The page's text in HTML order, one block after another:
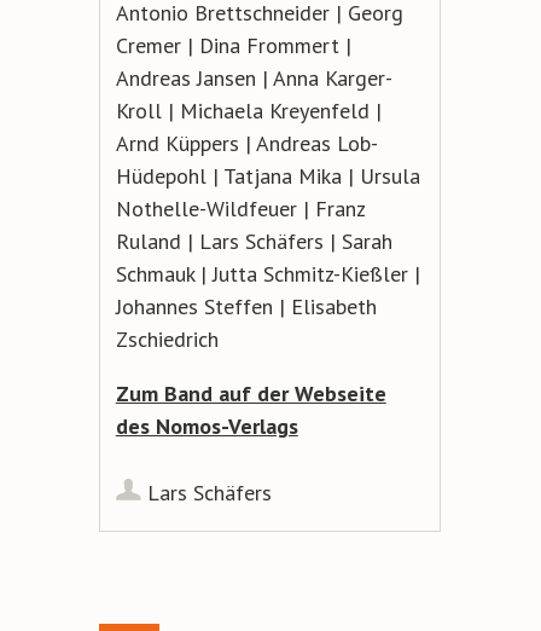
Antonio Brettschneider | Georg
Cremer | Dina Frommert |
Andreas Jansen | Anna Karger-
Kroll | Michaela Kreyenfeld |
Arnd Küppers | Andreas Lob-
Hüdepohl | Tatjana Mika | Ursula
Nothelle-Wildfeuer | Franz
Ruland | Lars Schäfers | Sarah
Schmauk | Jutta Schmitz-Kießler |
Johannes Steffen | Elisabeth
Zschiedrich
Zum Band auf der Webseite
des Nomos-Verlags
Lars Schäfers